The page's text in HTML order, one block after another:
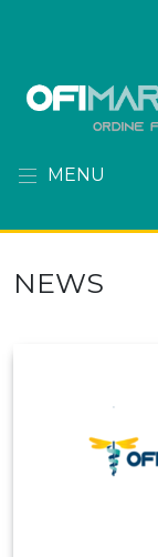
MENU
NEWS